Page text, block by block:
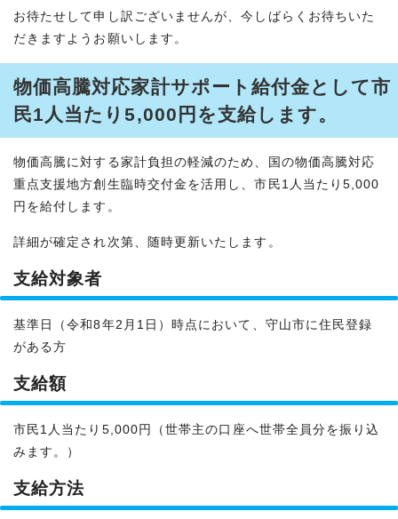
お待たせして申し訳ございませんが、今しばらくお待ちいた
だきますようお願いします。
物価高騰対応家計サポート給付金として市
民1人当たり5,000円を支給します。
物価高騰に対する家計負担の軽減のため、国の物価高騰対応
重点支援地方創生臨時交付金を活用し、市民1人当たり5,000
円を給付します。
詳細が確定され次第、随時更新いたします。
支給対象者
基準日（令和8年2月1日）時点において、守山市に住民登録
がある方
支給額
市民1人当たり5,000円（世帯主の口座へ世帯全員分を振り込
みます。）
支給方法